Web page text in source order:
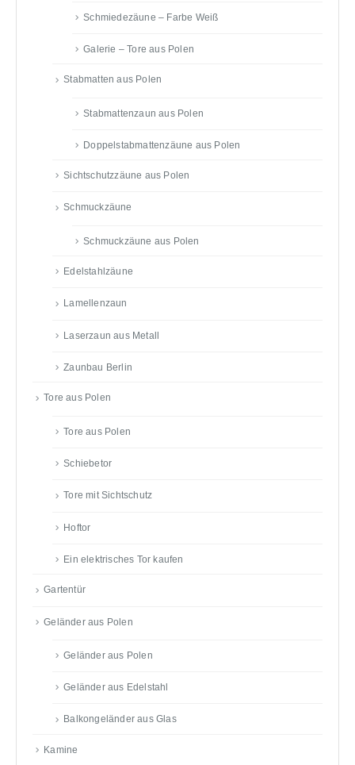
Schmiedezäune – Farbe Weiß
Galerie – Tore aus Polen
Stabmatten aus Polen
Stabmattenzaun aus Polen
Doppelstabmattenzäune aus Polen
Sichtschutzzäune aus Polen
Schmuckzäune
Schmuckzäune aus Polen
Edelstahlzäune
Lamellenzaun
Laserzaun aus Metall
Zaunbau Berlin
Tore aus Polen
Tore aus Polen
Schiebetor
Tore mit Sichtschutz
Hoftor
Ein elektrisches Tor kaufen
Gartentür
Geländer aus Polen
Geländer aus Polen
Geländer aus Edelstahl
Balkongeländer aus Glas
Kamine